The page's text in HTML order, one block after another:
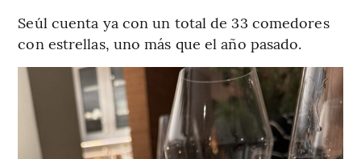
Seúl cuenta ya con un total de 33 comedores
con estrellas, uno más que el año pasado.